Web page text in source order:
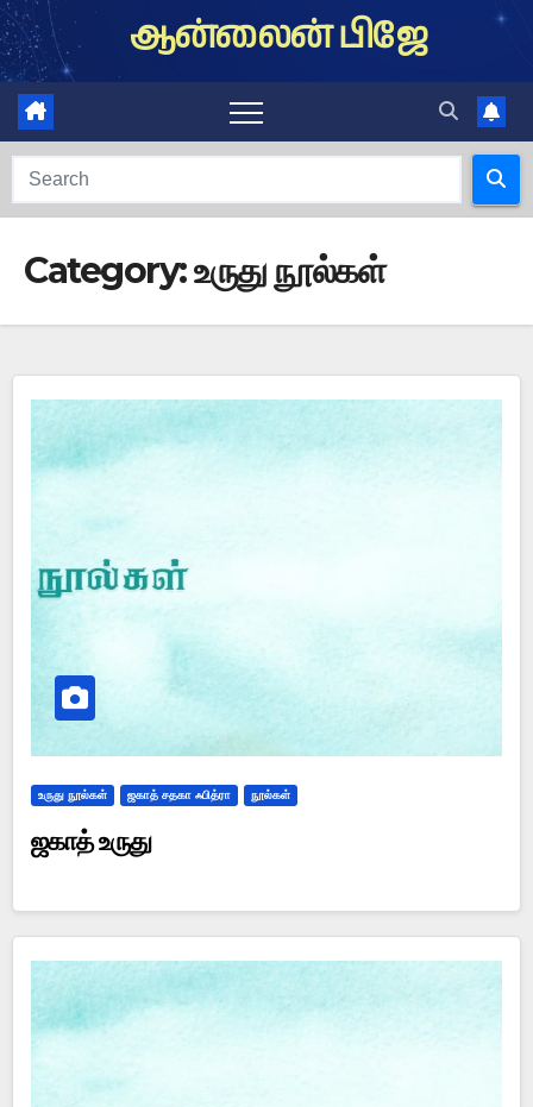
Skip
to
content
ஆன்லைன் பிஜே
Category:உருது நூல்கள்
உருது நூல்கள் ஜகாத் சதகா ஃபித்ரா நூல்கள்
ஜகாத் உருது